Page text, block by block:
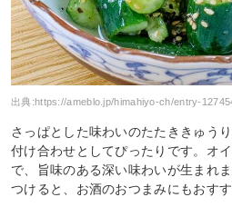
出典:https://ameblo.jp/himahiyo-ch/entry-
さっぱとした味わいのたたききゅう
付け合わせとしてぴったりです。オ
で、旨味のある深い味わいが生まれ
つけると、お酒のおつまみにもおす